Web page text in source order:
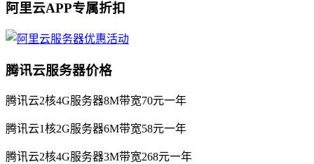
阿里云APP专属折扣
腾讯云服务器价格
腾讯云2核4G服务器8M带宽70元一年
腾讯云1核2G服务器6M带宽58元一年
腾讯云2核4G服务器3M带宽268元一年